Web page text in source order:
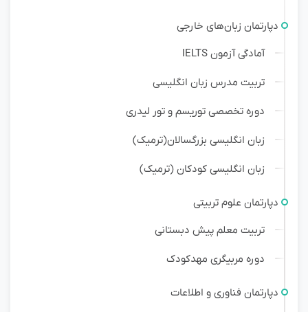
دپارتمان زبان‌های خارجی
آمادگی آزمون IELTS
تربیت مدرس زبان انگلیسی
دوره تخصصی توریسم و تور لیدری
زبان انگلیسی بزرگسالان(ترمیک)
زبان انگلیسی کودکان (ترمیک)
دپارتمان علوم تربیتی
تربیت معلم پیش دبستانی
دوره مربیگری مهدکودک
دپارتمان فناوری و اطلاعات